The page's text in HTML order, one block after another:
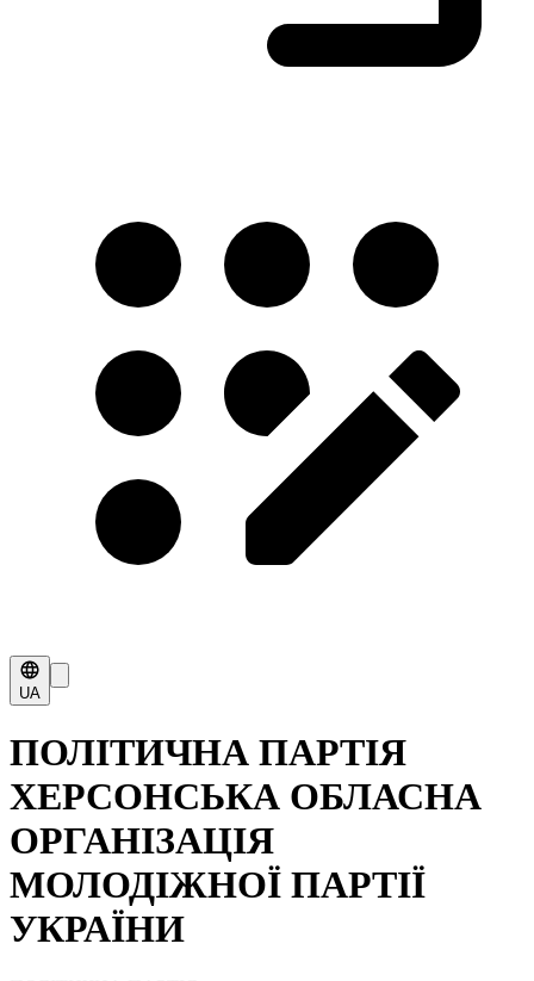
UA
ПОЛІТИЧНА ПАРТІЯ
ХЕРСОНСЬКА ОБЛАСНА
ОРГАНІЗАЦІЯ
МОЛОДІЖНОЇ ПАРТІЇ
УКРАЇНИ